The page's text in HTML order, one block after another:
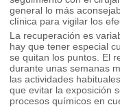
general lo más
clínica para vigilar los
La recuperación es
hay que tener especial
se quitan los puntos. El
durante unas semanas
las actividades
que evitar la exposición
procesos químicos en